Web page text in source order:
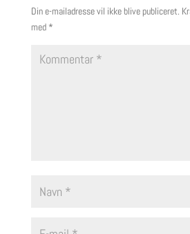
Din e-mailadresse vil ikke blive publiceret.
med *